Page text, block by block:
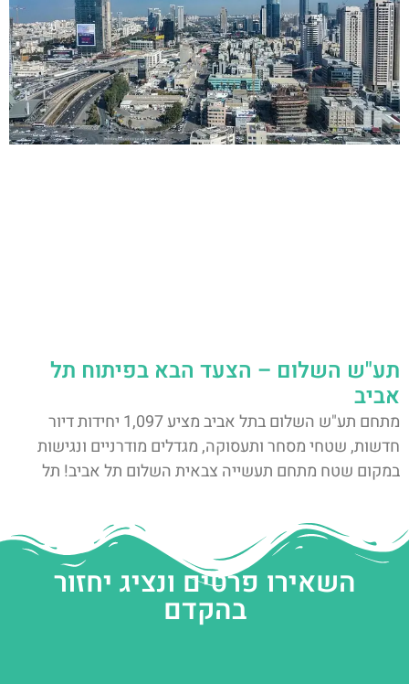
תע"ש השלום – הצעד הבא בפיתוח תל
אביב
מתחם תע"ש השלום בתל אביב מציע 1,097 יחידות דיור
חדשות, שטחי מסחר ותעסוקה, מגדלים מודרניים ונגישות
במקום שטח מתחם תעשייה צבאית השלום תל אביב! תל
השאירו פרטים ונציג יחזור
בהקדם